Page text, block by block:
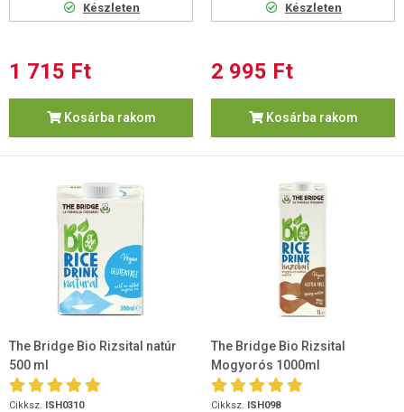
Készleten
1 715 Ft
Kosárba rakom
Készleten
2 995 Ft
Kosárba rakom
The Bridge Bio Rizsital natúr
500 ml
Cikksz. ISH0310
The Bridge Bio Rizsital
Mogyorós 1000ml
Cikksz. ISH098